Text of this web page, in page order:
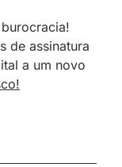
de assinatura
a um novo